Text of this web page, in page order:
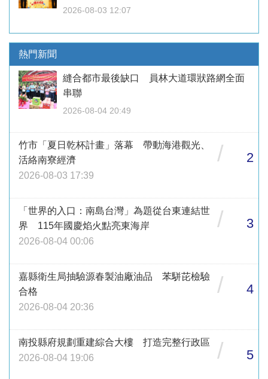
2026-08-03 12:07
熱門新聞
縫合都市最後缺口 員林大道環狀路網全面
串聯
2026-08-04 20:49
竹市「夏日乾杯計畫」落幕 帶動海港觀光、
活絡南寮經濟
2026-08-03 17:39
/ 2
「世界的入口：南島台灣」為題從台東連結世
界 115年國慶焰火點亮東海岸
2026-08-04 00:06
/ 3
嘉縣衛生局抽驗源春製油廠油品 苯駢芘檢驗
合格
2026-08-04 20:36
/ 4
南投縣府規劃重建綜合大樓 打造完整行政區
2026-08-04 19:06
/ 5